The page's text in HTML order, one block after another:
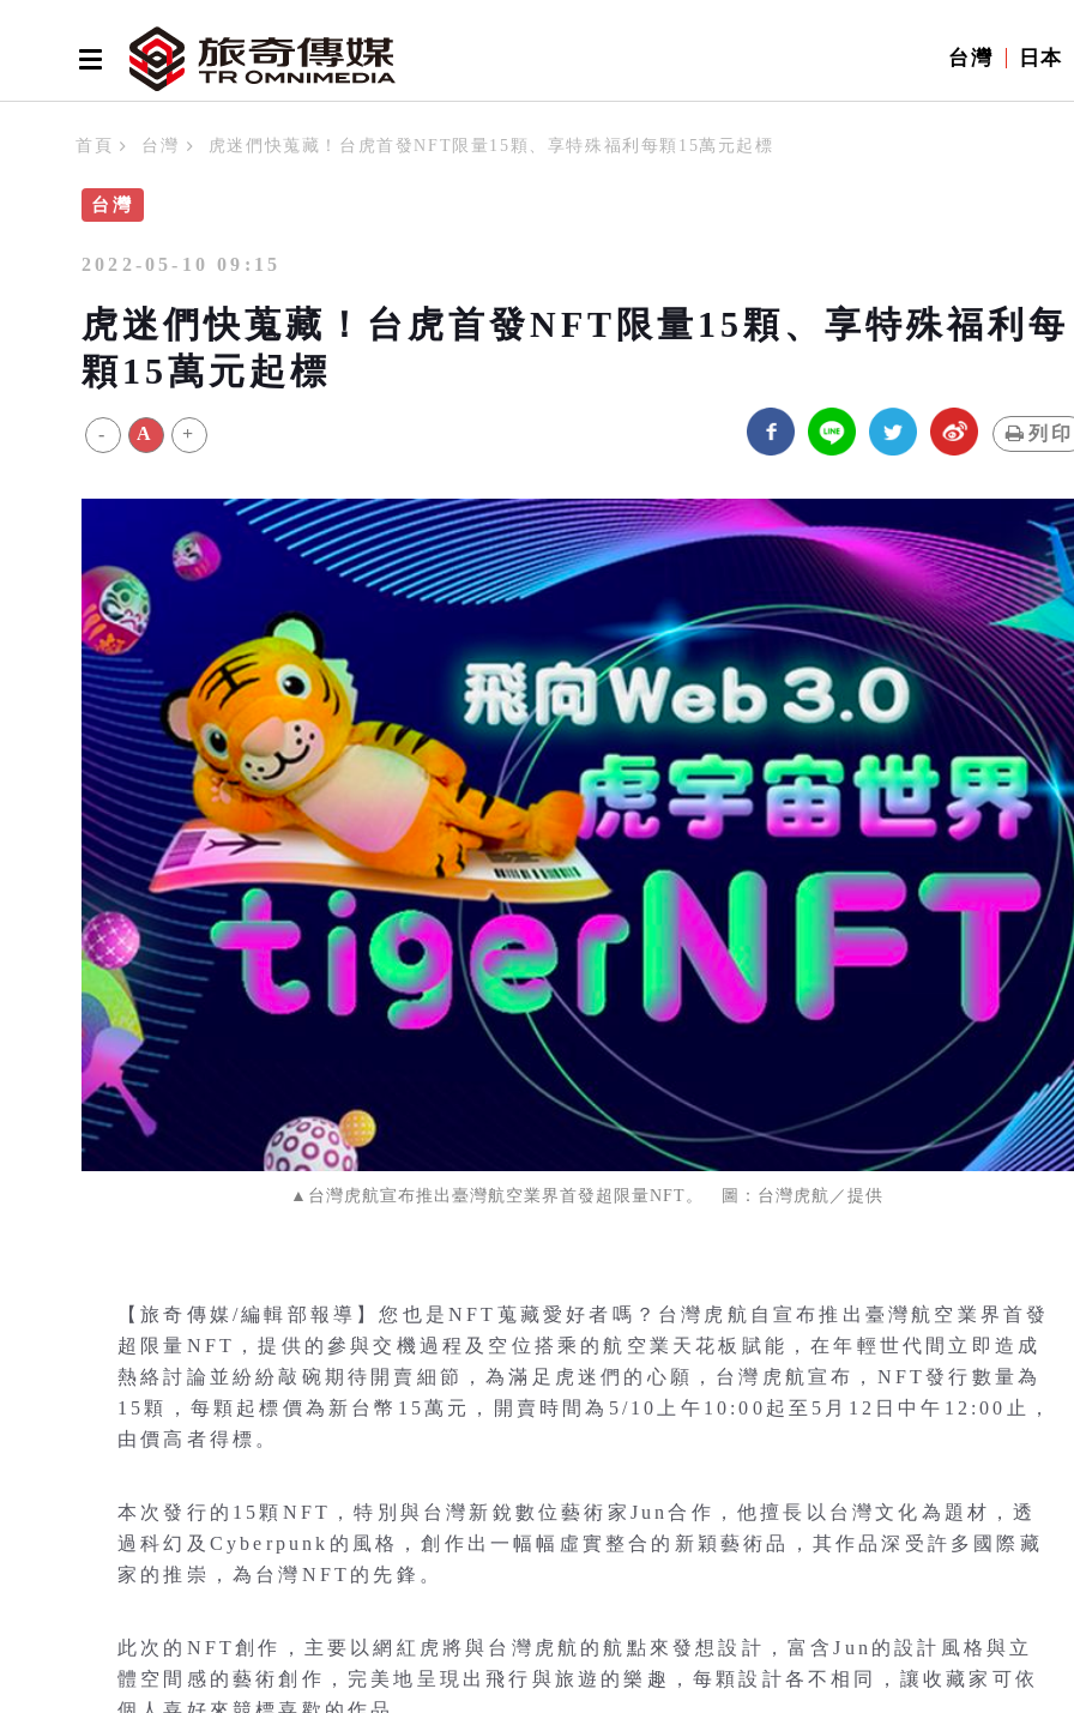
台灣 日本
首頁 台灣 虎迷們快蒐藏！台虎首發NFT限量15顆、享特殊福利每顆15萬元起標
台灣
2022-05-10 09:15
虎迷們快蒐藏！台虎首發NFT限量15顆、享特殊福利每
顆15萬元起標
- A + 列印
▲台灣虎航宣布推出臺灣航空業界首發超限量NFT。 圖：台灣虎航／提供
【旅奇傳媒/編輯部報導】您也是NFT蒐藏愛好者嗎？台灣虎航自宣布推出臺灣航空業界首發
超限量NFT，提供的參與交機過程及空位搭乘的航空業天花板賦能，在年輕世代間立即造成
熱絡討論並紛紛敲碗期待開賣細節，為滿足虎迷們的心願，台灣虎航宣布，NFT發行數量為
15顆，每顆起標價為新台幣15萬元，開賣時間為5/10上午10:00起至5月12日中午12:00止，
由價高者得標。
本次發行的15顆NFT，特別與台灣新銳數位藝術家Jun合作，他擅長以台灣文化為題材，透
過科幻及Cyberpunk的風格，創作出一幅幅虛實整合的新穎藝術品，其作品深受許多國際藏
家的推崇，為台灣NFT的先鋒。
此次的NFT創作，主要以網紅虎將與台灣虎航的航點來發想設計，富含Jun的設計風格與立
體空間感的藝術創作，完美地呈現出飛行與旅遊的樂趣，每顆設計各不相同，讓收藏家可依